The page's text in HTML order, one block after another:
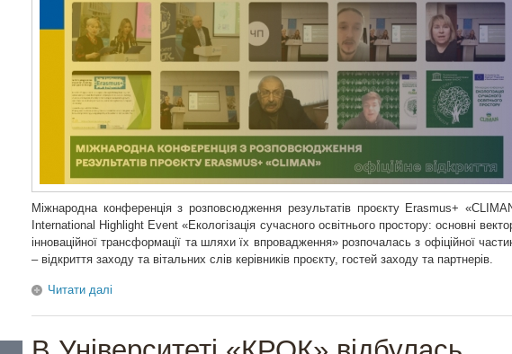
Міжнародна конференція з розповсюдження результатів проєкту Erasmus+
International Highlight Event «Екологізація сучасного освітнього простору: основні
інноваційної трансформації та шляхи їх впровадження» розпочалась з офіційної
– відкриття заходу та вітальних слів керівників проєкту, гостей заходу та партнерів.
Читати далі